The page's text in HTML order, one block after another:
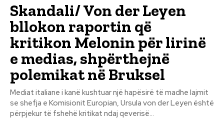
Skandali/ Von der Leyen
bllokon raportin që
kritikon Melonin për lirinë
e medias, shpërthejnë
polemikat në Bruksel
Mediat italiane i kanë kushtuar një hapësirë të madhe lajmit
se shefja e Komisionit Europian, Ursula von der Leyen është
përpjekur të fshehë kritikat ndaj qeverisë...